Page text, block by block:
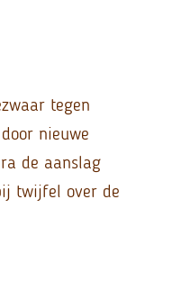
tegen
nieuwe
de aanslag
twijfel over de